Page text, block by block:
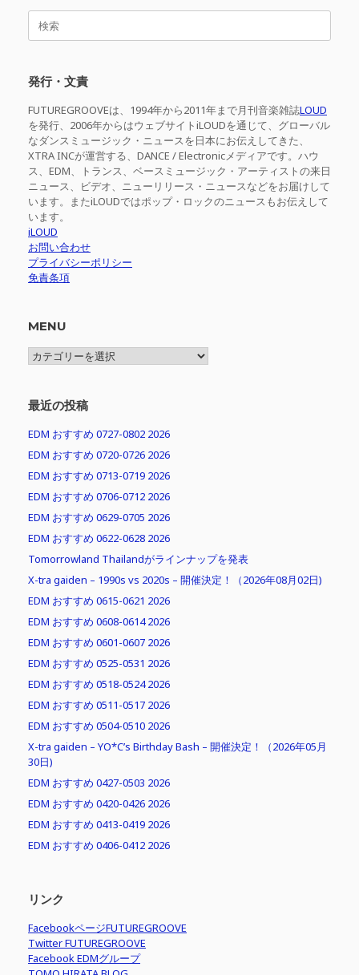
検
発行・文責
FUTUREGROOVEは、1994年から2011年まで月刊音楽雑誌LOUD
を発行、2006年からはウェブサイトiLOUDを通じて、グローバル
なダンスミュージック・ニュースを日本にお伝えしてきた、
XTRA INCが運営する、DANCE / Electronicメディアです。ハウ
ス、EDM、トランス、ベースミュージック・アーティストの来日
ニュース、ビデオ、ニューリリース・ニュースなどをお届けして
います。またiLOUDではポップ・ロックのニュースもお伝えして
います。
iLOUD
お問い合わせ
プライバシーポリシー
免責条項
MENU
MENU
最近の投稿
EDM おすすめ 0727-0802 2026
EDM おすすめ 0720-0726 2026
EDM おすすめ 0713-0719 2026
EDM おすすめ 0706-0712 2026
EDM おすすめ 0629-0705 2026
EDM おすすめ 0622-0628 2026
Tomorrowland Thailandがラインナップを発表
X-tra gaiden – 1990s vs 2020s – 開催決定！（2026年08月02日)
EDM おすすめ 0615-0621 2026
EDM おすすめ 0608-0614 2026
EDM おすすめ 0601-0607 2026
EDM おすすめ 0525-0531 2026
EDM おすすめ 0518-0524 2026
EDM おすすめ 0511-0517 2026
EDM おすすめ 0504-0510 2026
X-tra gaiden – YO*C’s Birthday Bash – 開催決定！（2026年05月
30日)
EDM おすすめ 0427-0503 2026
EDM おすすめ 0420-0426 2026
EDM おすすめ 0413-0419 2026
EDM おすすめ 0406-0412 2026
リンク
FacebookページFUTUREGROOVE
Twitter FUTUREGROOVE
Facebook EDMグループ